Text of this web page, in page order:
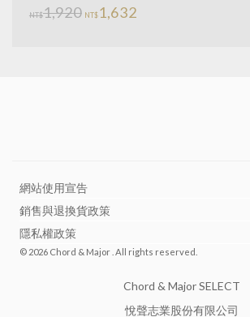
NT$1,920 原始價格：NT$1,920。
NT$1,632目前價格：NT$1,632。
網站使用宣告
銷售與退換貨政策
隱私權政策
© 2026 Chord & Major . All rights reserved.
Chord & Major SELECT
悅聲志業股份有限公司